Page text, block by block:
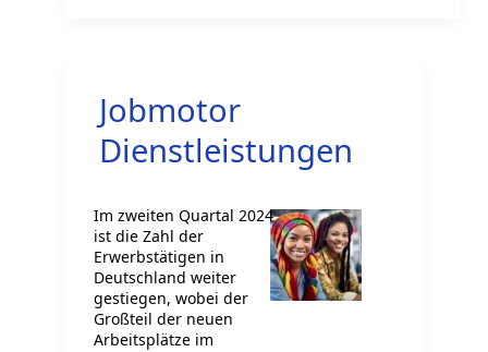
Jobmotor
Dienstleistungen
Im zweiten Quartal 2024
ist die Zahl der
Erwerbstätigen in
Deutschland weiter
gestiegen, wobei der
Großteil der neuen
Arbeitsplätze im